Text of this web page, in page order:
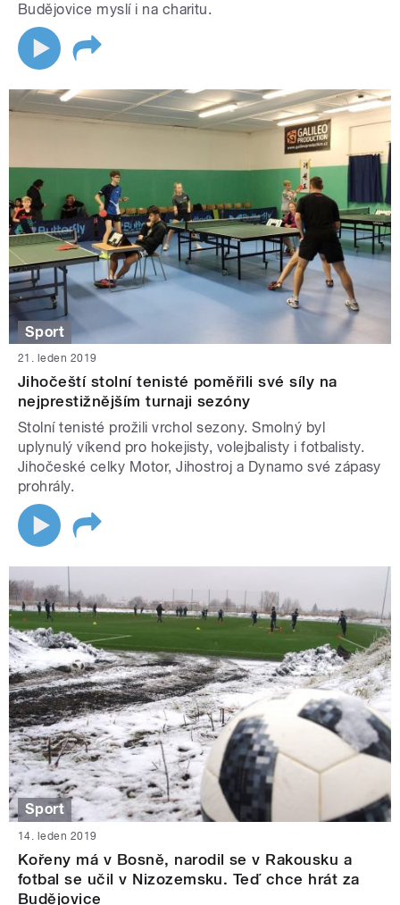
Budějovice myslí i na charitu.
Sport
21. leden 2019
Jihočeští stolní tenisté poměřili své síly na
nejprestižnějším turnaji sezóny
Stolní tenisté prožili vrchol sezony. Smolný byl
uplynulý víkend pro hokejisty, volejbalisty i fotbalisty.
Jihočeské celky Motor, Jihostroj a Dynamo své zápasy
prohrály.
Sport
14. leden 2019
Kořeny má v Bosně, narodil se v Rakousku a
fotbal se učil v Nizozemsku. Teď chce hrát za
Budějovice